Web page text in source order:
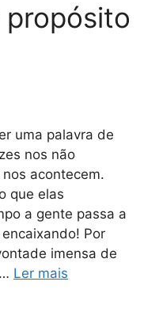
propósito
uma palavra de
nos não
acontecem.
que elas
a gente passa a
Por
imensa de
Ler mais